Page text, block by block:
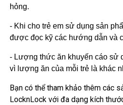
hỏng.
- Khi cho trẻ em sử dụng sản
được đọc kỹ các hướng dẫn và
- Lượng thức ăn khuyến cáo sử
vì lượng ăn của mỗi trẻ là khác
Bạn có thể tham khảo thêm các
LocknLock với đa dạng kích